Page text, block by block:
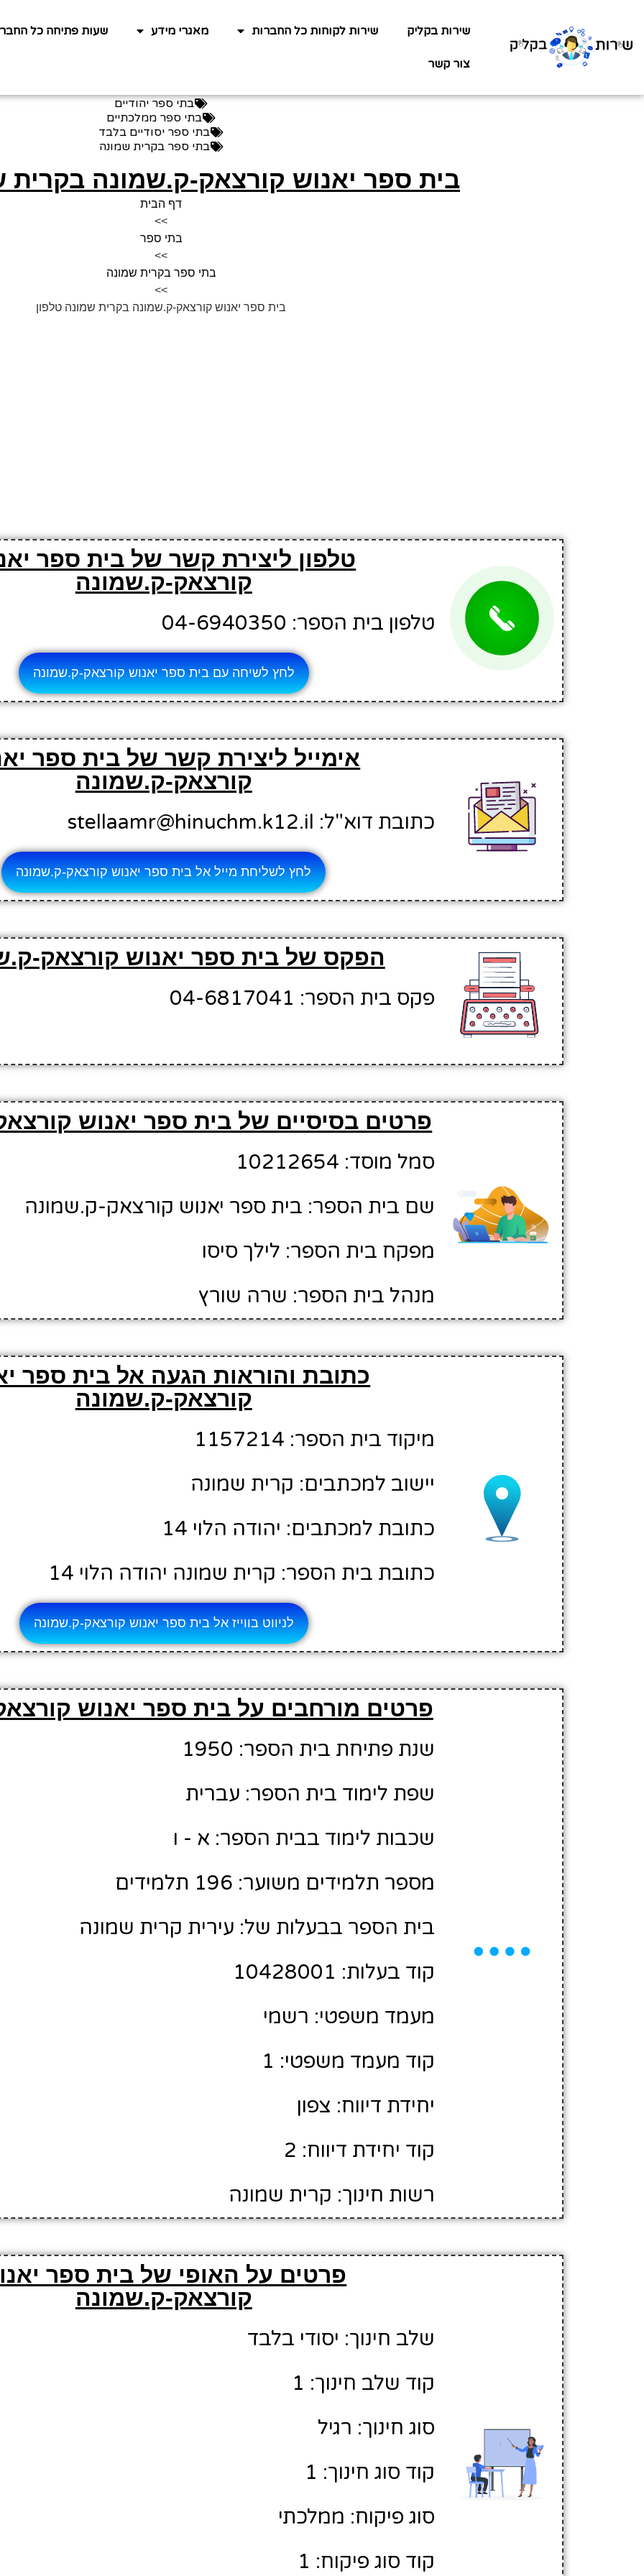
שירות בקליק שירות לקוחות כל החברות מאגרי מידע שעות פתיחה כל
צור קשר
בתי ספר יהודיים
בתי ספר ממלכתיים
בתי ספר יסודיים בלבד
בתי ספר בקרית שמונה
בית ספר יאנוש קורצאק-ק.שמונה בקרית
דף הבית
>>
בתי ספר
>>
בתי ספר בקרית שמונה
>>
בית ספר יאנוש קורצאק-ק.שמונה בקרית שמונה טלפון
טלפון ליצירת קשר של בית ספר
קורצאק-ק.שמונה
טלפון בית הספר: 04-6940350
לחץ לשיחה עם בית ספר יאנוש קורצאק-ק.שמונה
אימייל ליצירת קשר של בית ספר
קורצאק-ק.שמונה
כתובת דוא"ל: stellaamr@hinuchm.k12.il
לחץ לשליחת מייל אל בית ספר יאנוש קורצאק-ק.שמונה
הפקס של בית ספר יאנוש קורצאק-
פקס בית הספר: 04-6817041
פרטים בסיסיים של בית ספר יאנוש
סמל מוסד: 10212654
שם בית הספר: בית ספר יאנוש קורצאק-ק.שמונה
מפקח בית הספר: לילך סיסו
מנהל בית הספר: שרה שורץ
כתובת והוראות הגעה אל בית ספר
קורצאק-ק.שמונה
מיקוד בית הספר: 1157214
יישוב למכתבים: קרית שמונה
כתובת למכתבים: יהודה הלוי 14
כתובת בית הספר: קרית שמונה יהודה הלוי 14
לניווט בווייז אל בית ספר יאנוש קורצאק-ק.שמונה
פרטים מורחבים על בית ספר יאנוש
שנת פתיחת בית הספר: 1950
שפת לימוד בית הספר: עברית
שכבות לימוד בבית הספר: א - ו
מספר תלמידים משוער: 196 תלמידים
בית הספר בבעלות של: עירית קרית שמונה
קוד בעלות: 10428001
מעמד משפטי: רשמי
קוד מעמד משפטי: 1
יחידת דיווח: צפון
קוד יחידת דיווח: 2
רשות חינוך: קרית שמונה
פרטים על האופי של בית ספר
קורצאק-ק.שמונה
שלב חינוך: יסודי בלבד
קוד שלב חינוך: 1
סוג חינוך: רגיל
קוד סוג חינוך: 1
סוג פיקוח: ממלכתי
קוד סוג פיקוח: 1